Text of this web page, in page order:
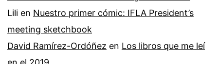
Lili en Nuestro primer cómic: IFLA President’s
meeting sketchbook
David Ramírez-Ordóñez en Los libros que me leí